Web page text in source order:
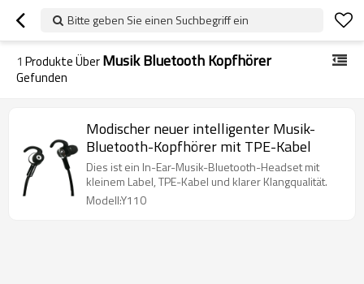
Bitte geben Sie einen Suchbegriff ein
1 Produkte ÜberMusik Bluetooth Kopfhörer
Gefunden
Modischer neuer intelligenter Musik-
Bluetooth-Kopfhörer mit TPE-Kabel
Dies ist ein In-Ear-Musik-Bluetooth-Headset mit
kleinem Label, TPE-Kabel und klarer Klangqualität.
Modell:Y110